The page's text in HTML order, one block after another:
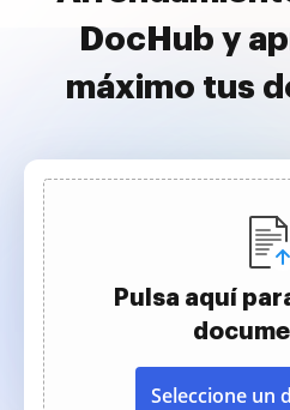
DocHub y
máximo tus
Pulsa aquí
Seleccione un